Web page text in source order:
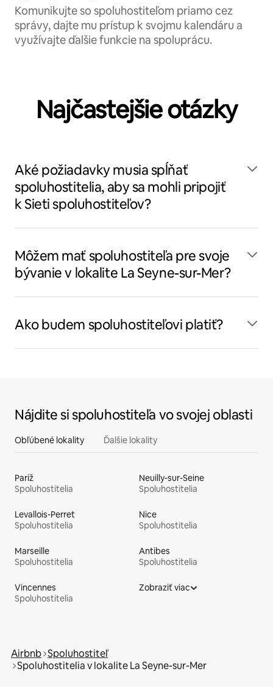
Komunikujte so spoluhostiteľom priamo cez
správy, dajte mu prístup k svojmu kalendáru a
využívajte ďalšie funkcie na spoluprácu.
Najčastejšie otázky
Aké požiadavky musia spĺňať
spoluhostitelia, aby sa mohli pripojiť
k Sieti spoluhostiteľov?
Môžem mať spoluhostiteľa pre svoje
bývanie v lokalite La Seyne-sur-Mer?
Ako budem spoluhostiteľovi platiť?
Nájdite si spoluhostiteľa vo svojej oblasti
Obľúbené lokality Ďalšie lokality
Paríž
Spoluhostitelia
Neuilly-sur-Seine
Spoluhostitelia
Levallois-Perret
Spoluhostitelia
Nice
Spoluhostitelia
Marseille
Spoluhostitelia
Antibes
Spoluhostitelia
Vincennes
Spoluhostitelia
Zobraziť viac
Airbnb Spoluhostiteľ
Spoluhostitelia v lokalite La Seyne-sur-Mer